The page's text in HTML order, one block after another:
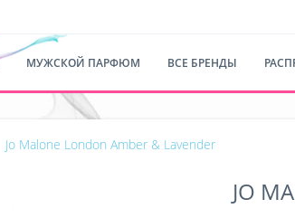
МУЖСКОЙ ПАРФЮМ ВСЕ БРЕНДЫ
Jo Malone London Amber & Lavender
JO